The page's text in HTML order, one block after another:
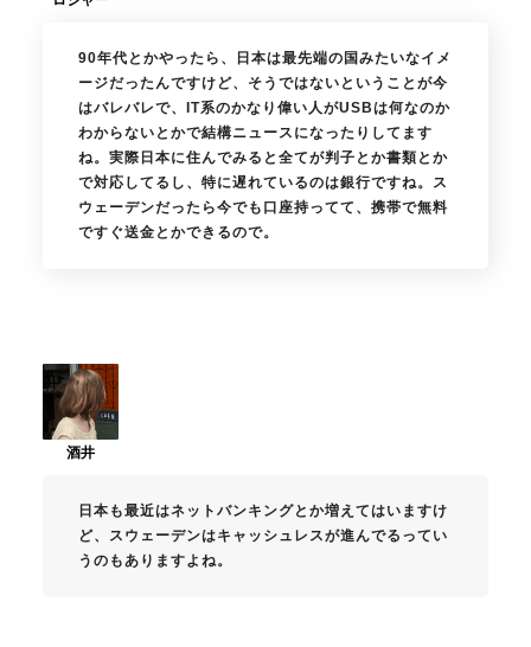
90年代とかやったら、日本は最先端の国みたいなイメ
ージだったんですけど、そうではないということが今
はバレバレで、IT系のかなり偉い人がUSBは何なのか
わからないとかで結構ニュースになったりしてます
ね。実際日本に住んでみると全てが判子とか書類とか
で対応してるし、特に遅れているのは銀行ですね。ス
ウェーデンだったら今でも口座持ってて、携帯で無料
ですぐ送金とかできるので。
日本も最近はネットバンキングとか増えてはいますけ
ど、スウェーデンはキャッシュレスが進んでるってい
うのもありますよね。